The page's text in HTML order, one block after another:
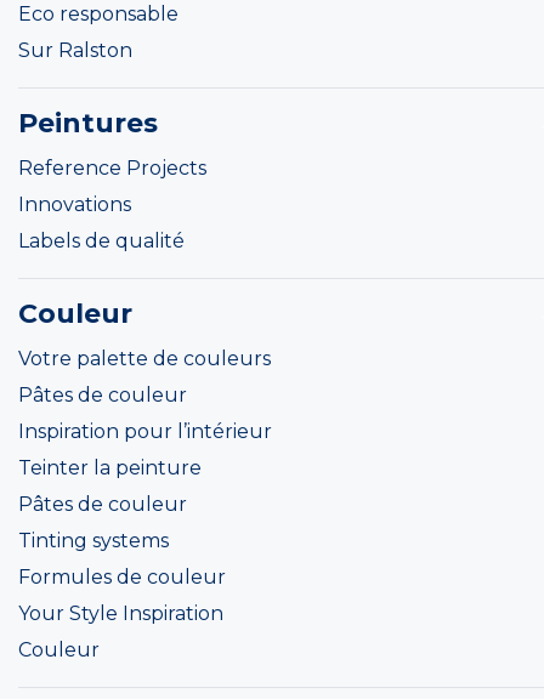
Eco responsable
Sur Ralston
Peintures
Reference Projects
Innovations
Labels de qualité
Couleur
Votre palette de couleurs
Pâtes de couleur
Inspiration pour l’intérieur
Teinter la peinture
Pâtes de couleur
Tinting systems
Formules de couleur
Your Style Inspiration
Couleur